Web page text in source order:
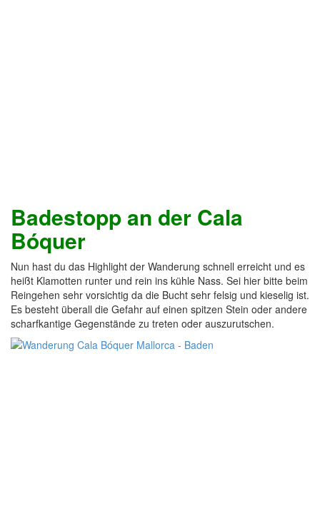
Badestopp an der Cala
Bóquer
Nun hast du das Highlight der Wanderung schnell erreicht und es
heißt Klamotten runter und rein ins kühle Nass. Sei hier bitte beim
Reingehen sehr vorsichtig da die Bucht sehr felsig und kieselig ist.
Es besteht überall die Gefahr auf einen spitzen Stein oder andere
scharfkantige Gegenstände zu treten oder auszurutschen.